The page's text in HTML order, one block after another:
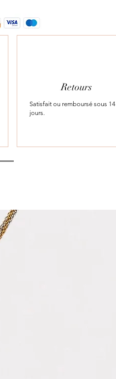
Retours
Satisfait ou remboursé sous 14
jours.